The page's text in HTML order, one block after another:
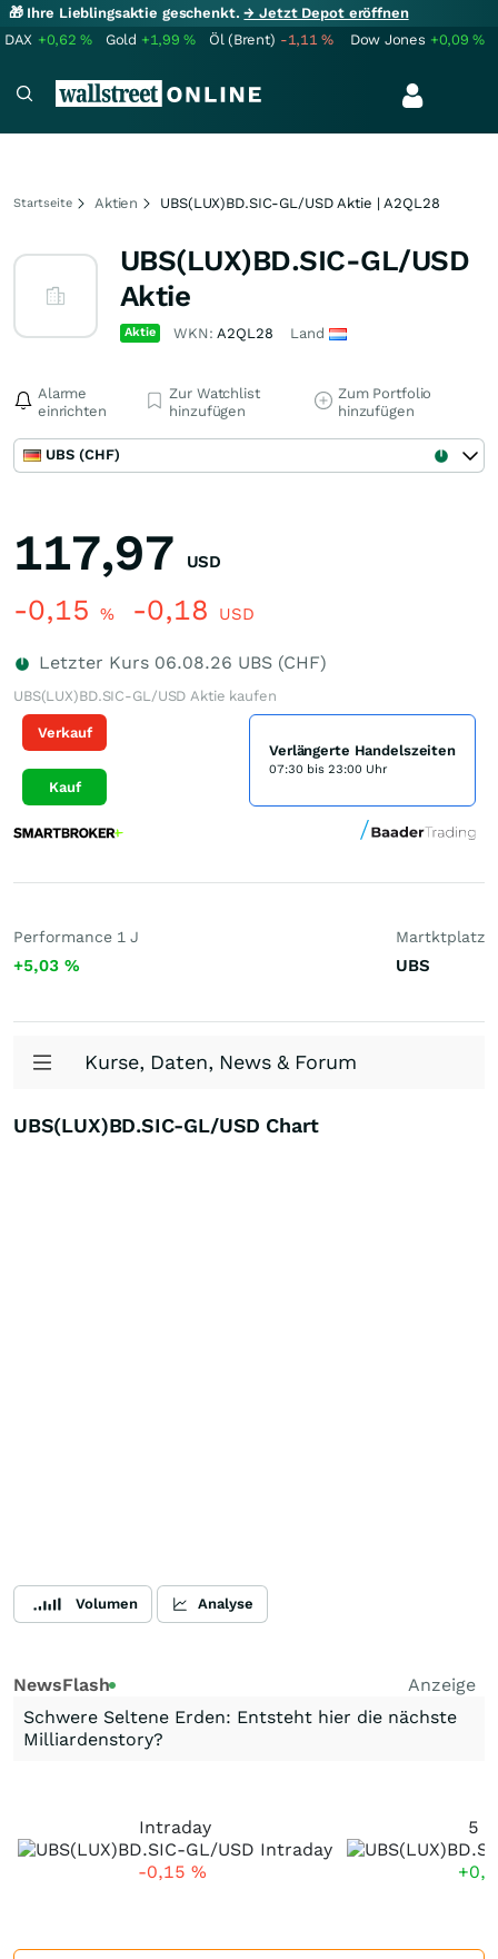
🎁 Ihre Lieblingsaktie geschenkt.→ Jetzt Depot eröffnen
DAX +0,62% Gold +1,99% Öl (Brent) -1,11% Dow Jones +0,09%
Startseite Aktien UBS(LUX)BD.SIC-GL/USD Aktie | A2QL28
UBS(LUX)BD.SIC-GL/USD
Aktie
Aktie WKN:A2QL28 Land
Alarme
einrichten
Zur Watchlist
hinzufügen
Zum Portfolio
hinzufügen
UBS (CHF)
117,97 USD
-0,15 % -0,18 USD
Letzter Kurs 06.08.26 UBS (CHF)
UBS(LUX)BD.SIC-GL/USD Aktie kaufen
Verkauf
Kauf
Verlängerte Handelszeiten
07:30 bis 23:00 Uhr
Performance 1 J
+5,03 %
Martktplatz
UBS
Kurse, Daten, News & Forum
UBS(LUX)BD.SIC-GL/USD Chart
Volumen Analyse
NewsFlash
Anzeige
Schwere Seltene Erden: Entsteht hier die nächste
Milliardenstory?
Intraday
-0,15 %
5